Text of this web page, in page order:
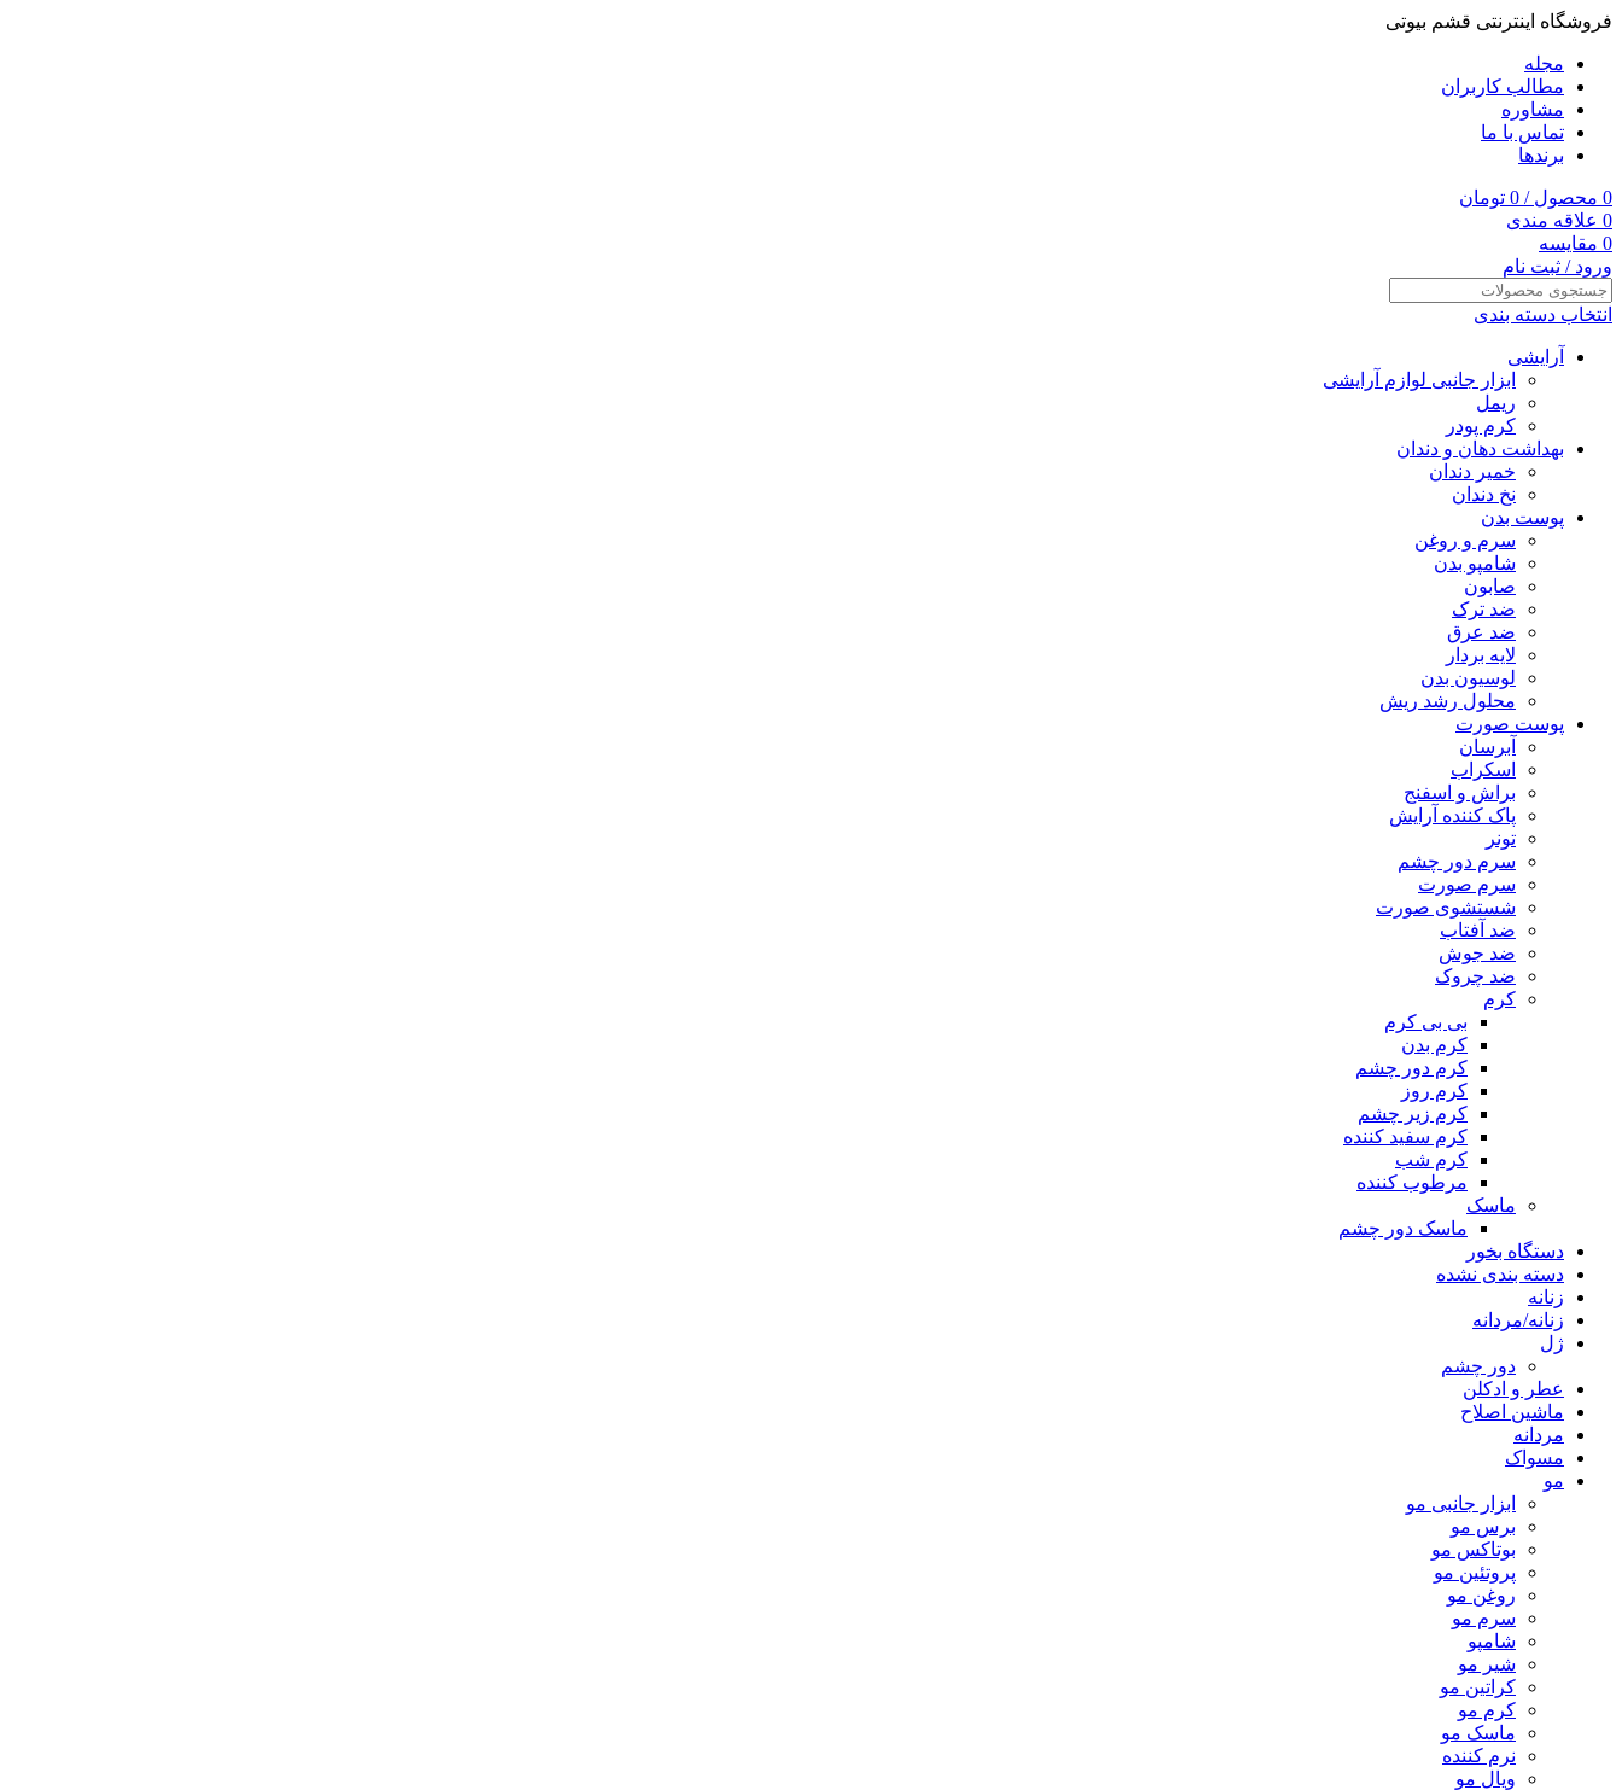
فروشگاه اینترنتی قشم بیوتی
مجله
مطالب کاربران
مشاوره
تماس با ما
برندها
0 محصول /
0 تومان
0 علاقه مندی
0 مقایسه
ورود / ثبت نام
انتخاب دسته بندی
آرایشی
ابزار جانبی لوازم آرایشی
ریمل
کرم پودر
بهداشت دهان و دندان
خمیر دندان
نخ دندان
پوست بدن
سرم و روغن
شامپو بدن
صابون
ضد ترک
ضد عرق
لایه بردار
لوسیون بدن
محلول رشد ریش
پوست صورت
آبرسان
اسکراب
براش و اسفنج
پاک کننده آرایش
تونر
سرم دور چشم
سرم صورت
شستشوی صورت
ضد آفتاب
ضد جوش
ضد چروک
کرم
بی بی کرم
کرم بدن
کرم دور چشم
کرم روز
کرم زیر چشم
کرم سفید کننده
کرم شب
مرطوب کننده
ماسک
ماسک دور چشم
دستگاه بخور
دسته بندی نشده
زنانه
زنانه/مردانه
ژل
دور چشم
عطر و ادکلن
ماشین اصلاح
مردانه
مسواک
مو
ابزار جانبی مو
برس مو
بوتاکس مو
پروتئین مو
روغن مو
سرم مو
شامپو
شیر مو
کراتین مو
کرم مو
ماسک مو
نرم کننده
ویال مو